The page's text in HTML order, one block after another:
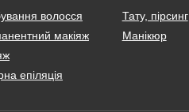
волосся
макіяж
епіляція
Тату, пірсинг
Манікюр